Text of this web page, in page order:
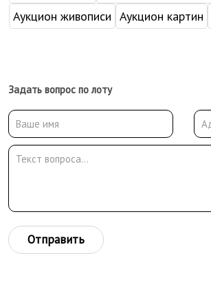
Аукцион живописи Аукцион картин
Задать вопрос по лоту
Отправить